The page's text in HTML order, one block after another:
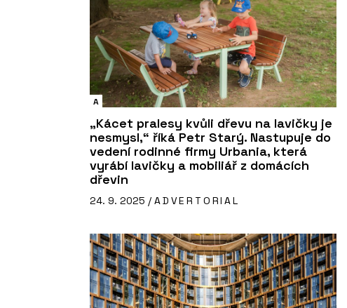
A
„Kácet pralesy kvůli dřevu na lavičky je
nesmysl,“ říká Petr Starý. Nastupuje do
vedení rodinné firmy Urbania, která
vyrábí lavičky a mobiliář z domácích
dřevin
24. 9. 2025 / ADVERTORIAL